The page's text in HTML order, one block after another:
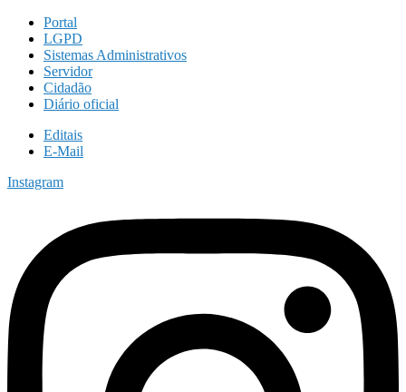
Portal
LGPD
Sistemas Administrativos
Servidor
Cidadão
Diário oficial
Editais
E-Mail
Instagram